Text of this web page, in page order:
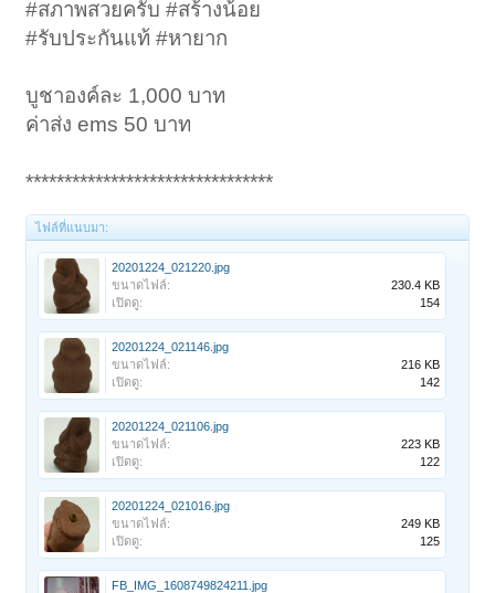
#สภาพสวยครับ #สร้างน้อย
#รับประกันแท้ #หายาก
บูชาองค์ละ 1,000 บาท
ค่าส่ง ems 50 บาท
********************************
ไฟล์ที่แนบมา:
20201224_021220.jpg
ขนาดไฟล์:
230.4 KB
เปิดดู:
154
20201224_021146.jpg
ขนาดไฟล์:
216 KB
เปิดดู:
142
20201224_021106.jpg
ขนาดไฟล์:
223 KB
เปิดดู:
122
20201224_021016.jpg
ขนาดไฟล์:
249 KB
เปิดดู:
125
FB_IMG_1608749824211.jpg